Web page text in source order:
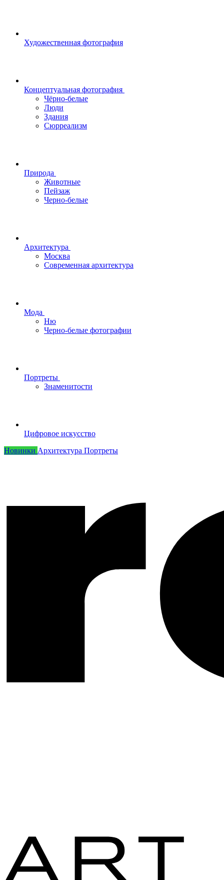
Художественная фотография
Концептуальная фотография
Чёрно-белые
Люди
Здания
Сюрреализм
Природа
Животные
Пейзаж
Черно-белые
Архитектура
Москва
Современная архитектура
Мода
Ню
Черно-белые фотографии
Портреты
Знаменитости
Цифровое искусство
Новинки Архитектура Портреты